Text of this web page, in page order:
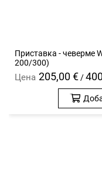
Приставка - чеверме
200/300)
Цена 205,00 €/